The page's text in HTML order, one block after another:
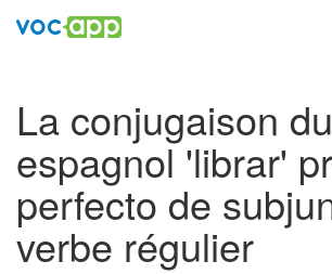
La conjugaison
espagnol 'librar'
perfecto de
verbe régulier